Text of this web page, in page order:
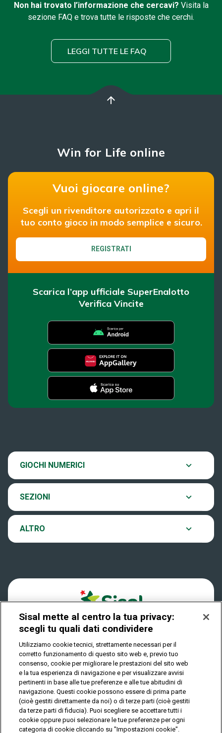
Non hai trovato l’informazione che cercavi? Visita la
sezione FAQ e trova tutte le risposte che cerchi.
LEGGI TUTTE LE FAQ
arrow_upward
Win for Life online
Vuoi giocare online?
Scegli un rivenditore autorizzato e apri il
tuo conto gioco in modo semplice e sicuro.
REGISTRATI
Scarica l’app ufficiale SuperEnalotto
Verifica Vincite
GIOCHI NUMERICI
SuperEnalotto
EuroJackpot
VinciCasa
Play Your Date
SEZIONI
News
Verifica vincite
Come si gioca
Dove si gioca
Quanto si vince
Come riscuotere
ALTRO
Contatti
Notifiche
Privacy
IL GIOCO È VIETATO AI MINORI E PUÒ CAUSARE
DIPENDENZA PATOLOGICA
© Copyright Sisal Italia S.p.A. - P.I. 02433760135
Privacy Cookies
Mappa
del
Sisal mette al centro la tua privacy:
scegli tu quali dati condividere
Utilizziamo cookie tecnici, strettamente necessari per il
corretto funzionamento di questo sito web e, previo tuo
consenso, cookie per migliorare le prestazioni del sito web
e la tua esperienza di navigazione e per visualizzare avvisi
pertinenti in base alle tue preferenze e alle tue abitudini di
navigazione. Questi cookie possono essere di prima parte
(cioè gestiti direttamente da noi) o di terze parti (cioè gestiti
da terze parti di fiducia). Puoi scegliere se accettare tutti i
cookie oppure puoi selezionare le tue preferenze per ogni
categoria di cookie cliccando su "Impostazioni cookie".